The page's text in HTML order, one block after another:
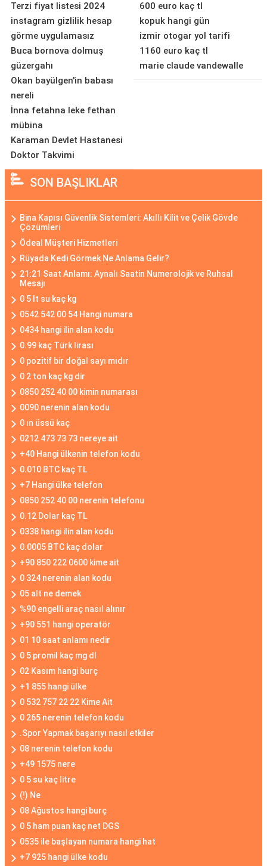
Terzi fiyat listesi 2024
instagram gizlilik hesap
görme uygulamasız
Buca bornova dolmuş
güzergahı
Okan bayülgen'in babası
nereli
İnna fetahna leke fethan
mübina
Karaman Devlet Hastanesi
Doktor Takvimi
600 euro kaç tl
kopuk hangi gün
izmir otogar yol tarifi
1160 euro kaç tl
marie claude vandewalle
SON BAŞLIKLAR
Bina Kapısı Güvenlik Sistemleri: Akıllı Kilit ve Çelik Gövde
Çözümleri
Ödeal Müşteri Hizmetleri
Rüyada Kedi Görmek Ne Anlama Gelir?
21:21 Saat Anlamı: Aynalı Saatin Numerolojik ve Ruhsal
Mesajı
0 5 lt su kaç kg
0542 542 00 54 Hangi numara
0434 hangi ilin alan kodu
0.99 kaç Türk lirası
0 pozitif bir doğal sayı mıdır
0 2 ton kaç kg dir
0850 252 40 00 kimin numarası
0090 nerenin alan kodu
0 ın üssü kaç
0212 473 73 73 nereye ait
+40 Hangi ülkenin telefon kodu
0.010 BTC kaç TL
+7 Hangi ülke telefon
0850 252 40 00 nerenin telefonu
0.12 Dolar kaç TL
0338 hangi ilin alan kodu
0.0005 BTC kaç dolar
+90 850 222 0600 kime ait
0 324 nerenin alan kodu
05 alt ne demek
%90 engelli araç nasıl alınır
+90 551 hangi operatör
01 10 saat anlamı nedir
0 5 promil kaç mg dl
02 Kasım hangi burç
+1 855 hangi ülke
0 532 757 22 22 Kime Ait
0 265 nerenin telefon kodu
.Spor Yapmak başarıyı nasıl etkiler
08 nerenin telefon kodu
+49 1575 nere
0 5 su kaç litre
(!) Ne
08 Ağustos hangi burç
0 5 ham puan kaç net DGS
0535 ile başlayan numara hangi hat
+7 925 hangi ülke kodu